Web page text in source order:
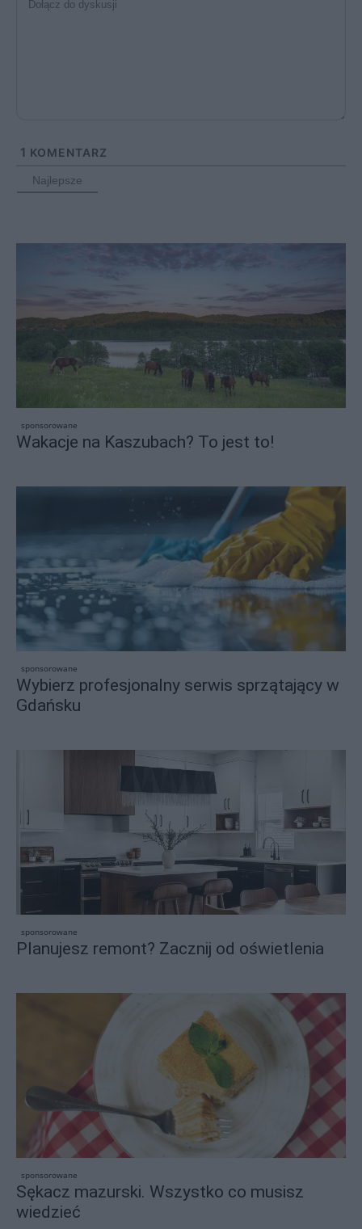
1 KOMENTARZ
Najlepsze
sponsorowane
Wakacje na Kaszubach? To jest to!
sponsorowane
Wybierz profesjonalny serwis sprzątający w
Gdańsku
sponsorowane
Planujesz remont? Zacznij od oświetlenia
sponsorowane
Sękacz mazurski. Wszystko co musisz
wiedzieć